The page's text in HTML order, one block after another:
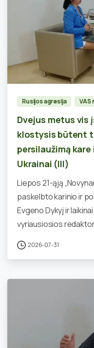
Rusijos agresija VAS
Dvejus metus vis
klostysis būtent
persilaužimą
Ukrainai (III)
Liepos 21-ąją
paskelbto karinio ir
Evgeno Dykyj ir
vyriausiosios
2026-07-31